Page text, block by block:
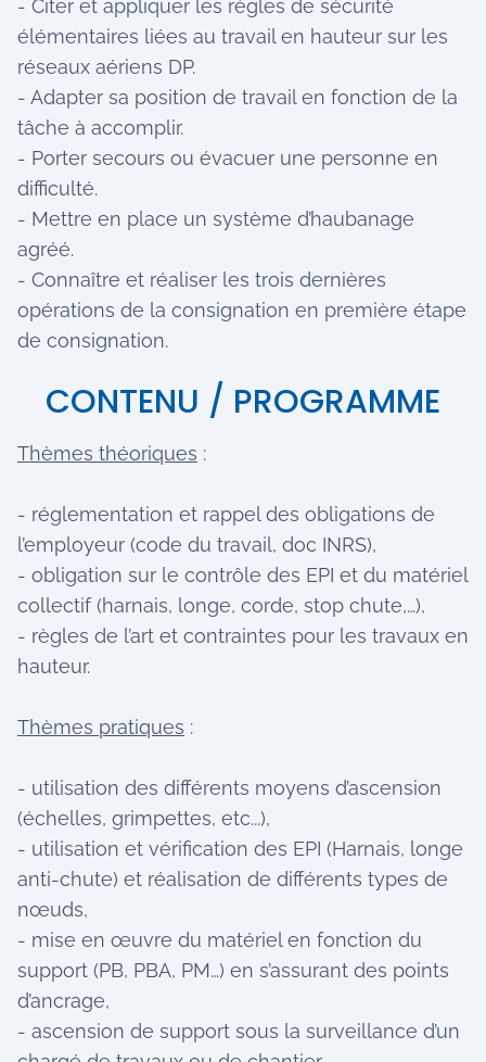
- Citer et appliquer les règles de sécurité
élémentaires liées au travail en hauteur sur les
réseaux aériens DP.
- Adapter sa position de travail en fonction de la
tâche à accomplir.
- Porter secours ou évacuer une personne en
difficulté.
- Mettre en place un système d’haubanage
agréé.
- Connaître et réaliser les trois dernières
opérations de la consignation en première étape
de consignation.
CONTENU / PROGRAMME
Thèmes théoriques :
- réglementation et rappel des obligations de
l’employeur (code du travail, doc INRS),
- obligation sur le contrôle des EPI et du matériel
collectif (harnais, longe, corde, stop chute,…),
- règles de l’art et contraintes pour les travaux en
hauteur.
Thèmes pratiques :
- utilisation des différents moyens d’ascension
(échelles, grimpettes, etc...),
- utilisation et vérification des EPI (Harnais, longe
anti-chute) et réalisation de différents types de
nœuds,
- mise en œuvre du matériel en fonction du
support (PB, PBA, PM…) en s’assurant des points
d’ancrage,
- ascension de support sous la surveillance d’un